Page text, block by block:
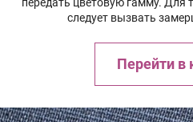
следует вызвать
Перейти в